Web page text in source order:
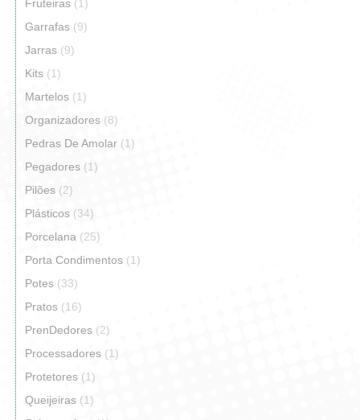
Fruteiras (1)
Garrafas (9)
Jarras (9)
Kits (1)
Martelos (1)
Organizadores (8)
Pedras De Amolar (1)
Pegadores (1)
Pilões (2)
Plásticos (34)
Porcelana (25)
Porta Condimentos (1)
Potes (33)
Pratos (16)
PrenDedores (2)
Processadores (1)
Protetores (1)
Queijeiras (1)